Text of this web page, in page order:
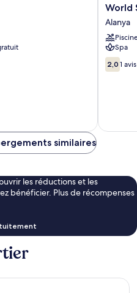
World
Star
Beach
Resort
&
Spa
Alanya
World
Alanya
Spa
2.0
sur
2,0 1 avis
similaires
les réductions et les
bénéficier. Plus de récompenses